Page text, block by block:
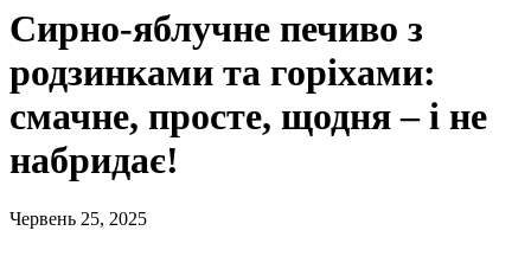
Сирно-яблучне печиво з
родзинками та горіхами:
смачне, просте, щодня – і не
набридає!
Червень 25, 2025